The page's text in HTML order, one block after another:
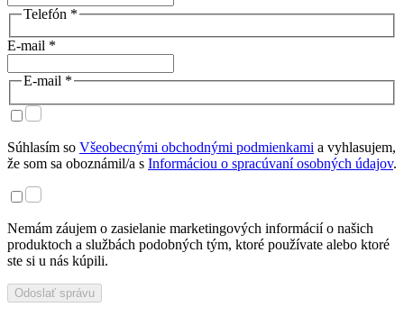
Telefón *
E-mail *
E-mail *
Súhlasím so Všeobecnými obchodnými podmienkami a vyhlasujem,
že som sa oboznámil/a s Informáciou o spracúvaní osobných údajov.
Nemám záujem o zasielanie marketingových informácií o našich
produktoch a službách podobných tým, ktoré používate alebo ktoré
ste si u nás kúpili.
Odoslať správu